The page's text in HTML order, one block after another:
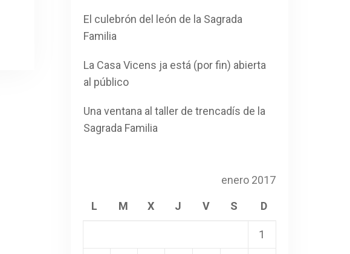
El culebrón del león de la Sagrada
Familia
La Casa Vicens ja está (por fin) abierta
al público
Una ventana al taller de trencadís de la
Sagrada Familia
enero 2017
L M X J V S D
1